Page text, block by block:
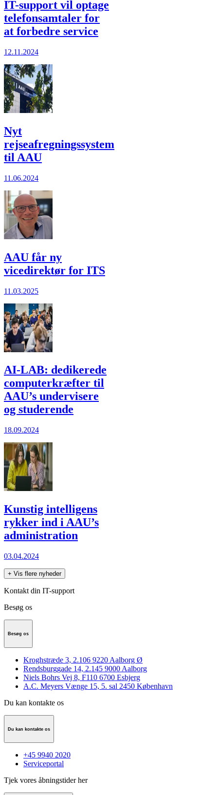
IT-support vil optage
telefonsamtaler for
at forbedre service
12.11.2024
Nyt
rejseafregningssystem
til AAU
11.06.2024
AAU får ny
vicedirektør for ITS
11.03.2025
AI-LAB: dedikerede
computerkræfter til
AAU’s undervisere
og studerende
18.09.2024
Kunstig intelligens
rykker ind i AAU’s
administration
03.04.2024
+ Vis flere nyheder
Kontakt din IT-support
Besøg os
Besøg os
Kroghstræde 3, 2.106 9220 Aalborg Ø
Rendsburggade 14, 2.145 9000 Aalborg
Niels Bohrs Vej 8, F110 6700 Esbjerg
A.C. Meyers Vænge 15, 5. sal 2450 København
Du kan kontakte os
Du kan kontakte os
+45 9940 2020
Serviceportal
Tjek vores åbningstider her